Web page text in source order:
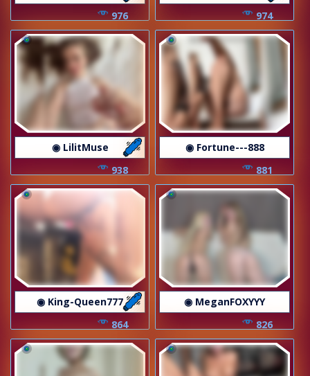
976
974
◉ LilitMuse
938
◉ Fortune---888
881
◉ King-Queen777
864
◉ MeganFOXYYY
826